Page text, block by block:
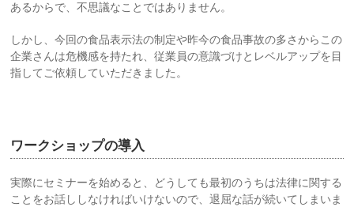
あるからで、不思議なことではありません。
しかし、今回の食品表示法の制定や昨今の食品事故の多さからこの
企業さんは危機感を持たれ、従業員の意識づけとレベルアップを目
指してご依頼していただきました。
ワークショップの導入
実際にセミナーを始めると、どうしても最初のうちは法律に関する
ことをお話ししなければいけないので、退屈な話が続いてしまいま